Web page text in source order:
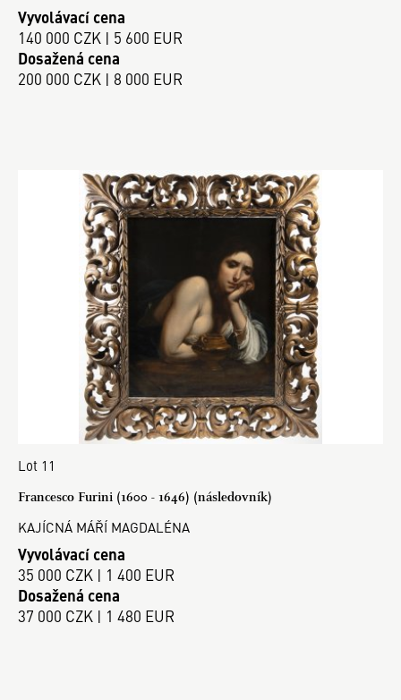
Vyvolávací cena
140 000 CZK | 5 600 EUR
Dosažená cena
200 000 CZK | 8 000 EUR
Lot 11
Francesco Furini (1600 - 1646) (následovník)
KAJÍCNÁ MÁŘÍ MAGDALÉNA
Vyvolávací cena
35 000 CZK | 1 400 EUR
Dosažená cena
37 000 CZK | 1 480 EUR